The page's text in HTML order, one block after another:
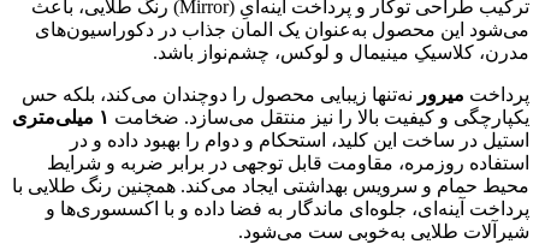
ترکیب طراحی توکار و پرداخت آینه‌ایِ (Mirror) رنگ طلایی، باعث
می‌شود این محصول به‌عنوان یک المان جذاب در دکوراسیون‌های
مدرن، کلاسیکِ مینیمال و لوکس، چشم‌نواز باشد.
پرداخت میرور نه‌تنها زیبایی محصول را دوچندان می‌کند، بلکه حس
یکپارچگی و کیفیت بالا را نیز منتقل می‌سازد. ضخامت ۱ میلی‌متری
استیل در ساخت این کلید، استحکام و دوام را بهبود داده و در
استفاده روزمره، مقاومت قابل توجهی در برابر ضربه و شرایط
محیط حمام و سرویس بهداشتی ایجاد می‌کند. همچنین رنگ طلایی با
پرداخت آینه‌ای، جلوه‌ای ماندگار به فضا داده و با اکسسوری‌ها و
شیرآلات طلایی به‌خوبی ست می‌شود.